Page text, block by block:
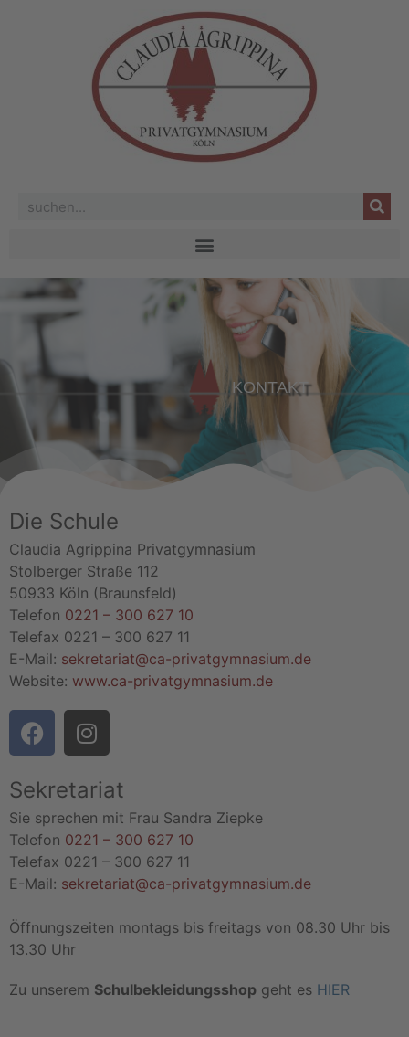
KONTAKT
Die Schule
Claudia Agrippina Privatgymnasium
Stolberger Straße 112
50933 Köln (Braunsfeld)
Telefon 0221 – 300 627 10
Telefax 0221 – 300 627 11
E-Mail: sekretariat@ca-privatgymnasium.de
Website: www.ca-privatgymnasium.de
Sekretariat
Sie sprechen mit Frau Sandra Ziepke
Telefon 0221 – 300 627 10
Telefax 0221 – 300 627 11
E-Mail: sekretariat@ca-privatgymnasium.de
Öffnungszeiten montags bis freitags von 08.30 Uhr bis
13.30 Uhr
Zu unserem Schulbekleidungsshop geht es HIER